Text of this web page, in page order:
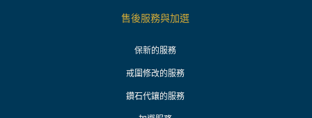
售後服務與加選
保新的服務
戒圍修改的服務
鑽石代鑲的服務